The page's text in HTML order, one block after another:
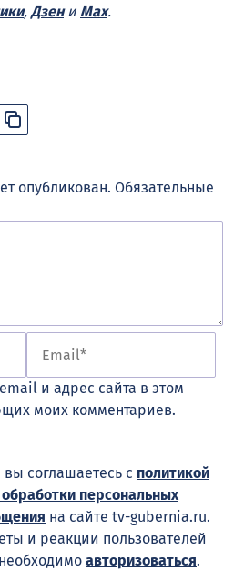
, Дзени Max.
опубликован. Обязательные
и адрес сайта в этом
моих комментариев.
соглашаетесь с политикой
персональных
на сайте tv-gubernia.ru.
и реакции пользователей
авторизоваться.